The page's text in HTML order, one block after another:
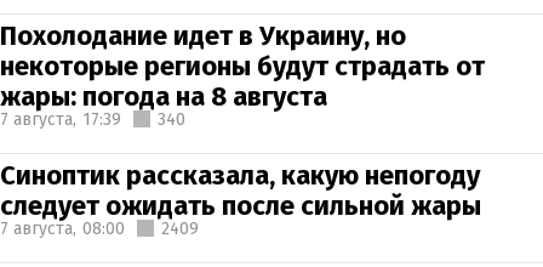
Похолодание идет в Украину, но
некоторые регионы будут страдать от
жары: погода на 8 августа
7 августа, 17:39 340
Синоптик рассказала, какую непогоду
следует ожидать после сильной жары
7 августа, 08:00 2409